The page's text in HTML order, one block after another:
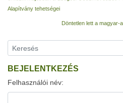
Alapítvány tehetségei
Döntetlen lett a magyar-
BEJELENTKEZÉS
Felhasználói név: